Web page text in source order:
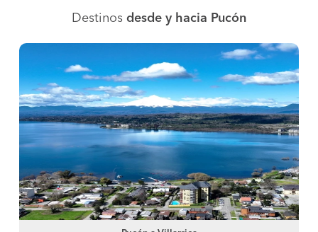
Destinos desde y hacia Pucón